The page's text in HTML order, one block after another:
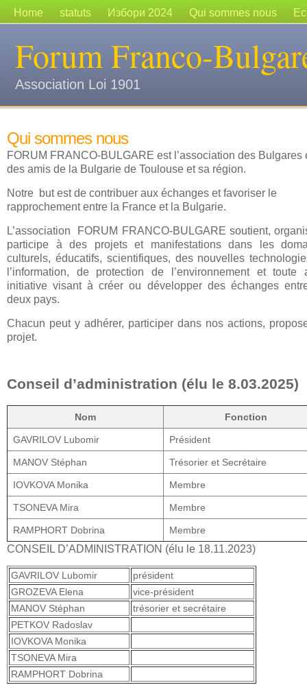
Home statuts Избори 2024 Qui sommes nous
Forum Franco-
Association Loi 1901
Qui sommes nous
FORUM FRANCO-BULGARE est l’association des Bulgares
des amis de la Bulgarie de Toulouse et sa région.
Notre but est de contribuer aux échanges et favoriser le
rapprochement entre la France et la Bulgarie.
L’association FORUM FRANCO-BULGARE soutient,
participe à des projets et manifestations dans les
culturels, éducatifs, scientifiques, des nouvelles
l’information, de protection de l’environnement et toute
initiative visant à créer ou développer des échanges
deux pays.
Chacun peut y adhérer, participer dans nos actions,
projet.
Conseil d’administration (élu le 8.03.2025)
Nom Fonction
GAVRILOV Lubomir Président
MANOV Stéphan Trésorier et Secrétaire
IOVKOVA Monika Membre
TSONEVA Mira Membre
RAMPHORT Dobrina Membre
CONSEIL D’ADMINISTRATION (élu le 18.11.2023)
GAVRILOV Lubomir
président
GROZEVA Elena
vice-président
MANOV Stéphan
trésorier et secrétaire
PETKOV Radoslav
IOVKOVA Monika
TSONEVA Mira
RAMPHORT Dobrina